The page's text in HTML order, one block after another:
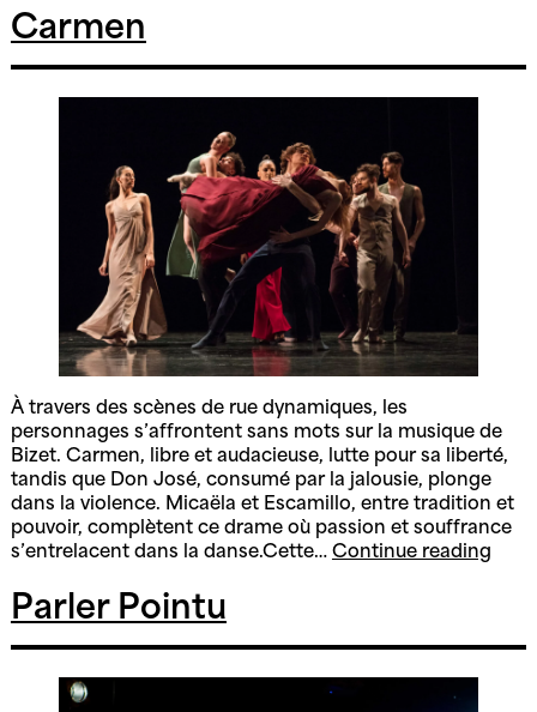
Carmen
À travers des scènes de rue dynamiques, les
personnages s’affrontent sans mots sur la musique de
Bizet. Carmen, libre et audacieuse, lutte pour sa liberté,
tandis que Don José, consumé par la jalousie, plonge
dans la violence. Micaëla et Escamillo, entre tradition et
pouvoir, complètent ce drame où passion et souffrance
s’entrelacent dans la danse.Cette… Continue reading
Parler Pointu